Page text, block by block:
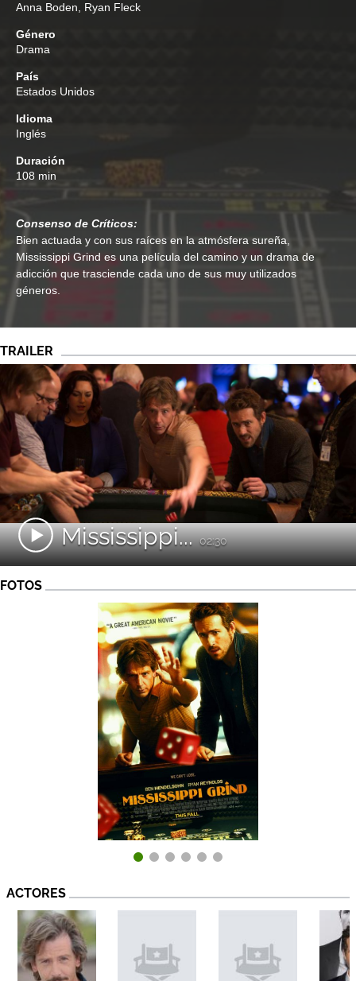
Anna Boden
Ryan Fleck
Género
Drama
País
Estados Unidos
Idioma
Inglés
Duración
108 min
Consenso de Críticos:
Bien actuada y con sus raíces en la atmósfera sureña,
Mississippi Grind es una película del camino y un drama de
adicción que trasciende cada uno de sus muy utilizados
géneros.
TRAILER
Mississippi...02:30
FOTOS
ACTORES